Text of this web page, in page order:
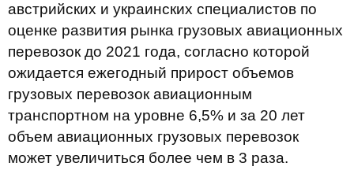
австрийских и украинских специалистов по
оценке развития рынка грузовых авиационных
перевозок до 2021 года, согласно которой
ожидается ежегодный прирост объемов
грузовых перевозок авиационным
транспортном на уровне 6,5% и за 20 лет
объем авиационных грузовых перевозок
может увеличиться более чем в 3 раза.